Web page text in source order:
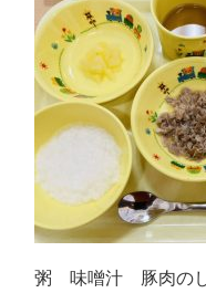
粥 味噌汁 豚肉の